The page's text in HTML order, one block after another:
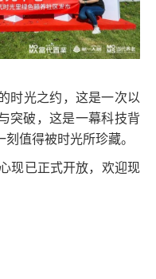
时光之约，这是一次以
突破，这是一幕科技背
值得被时光所珍藏。
现已正式开放，欢迎现